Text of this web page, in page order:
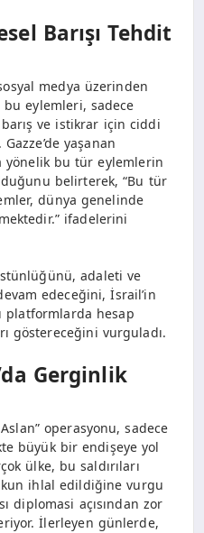
Barışı Tehdit
medya üzerinden
bu eylemleri, sadece
ve istikrar için ciddi
yaşanan
yönelik bu tür eylemlerin
belirterek, “Bu tür
dünya genelinde
ifadelerini
adaleti ve
edeceğini, İsrail’in
platformlarda hesap
göstereceğini vurguladı.
Gerginlik
operasyonu, sadece
büyük bir endişeye yol
ülke, bu saldırıları
ihlal edildiğine vurgu
diplomasi açısından zor
İlerleyen günlerde,